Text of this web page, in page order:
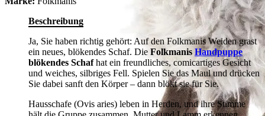
Beschreibung
Ja, Sie haben richtig gehört: Auf den Folkmanis Weiden grast
ein neues, blökendes Schaf. Die Folkmanis Handpuppe
blökendes Schafhat ein freundliches, comicartiges Gesicht
und weiches, silbriges Fell. Spielen Sie das Maul und drücken
Sie dabei sanft den Körper – dann blökt sie für Sie.
Hausschafe (Ovis aries) leben in Herden, und ihre Stimme